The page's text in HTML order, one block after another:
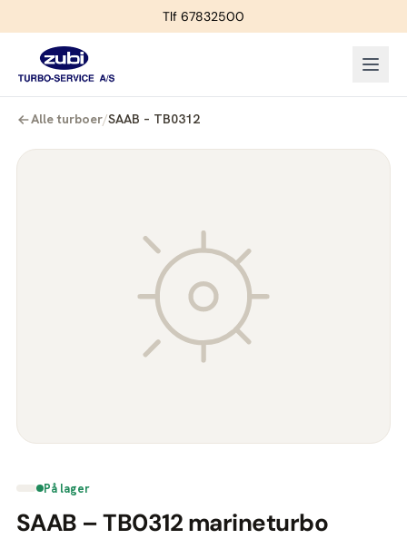
Tlf 67832500
Alle turboer/SAAB – TB0312
På lager
SAAB – TB0312 marineturbo